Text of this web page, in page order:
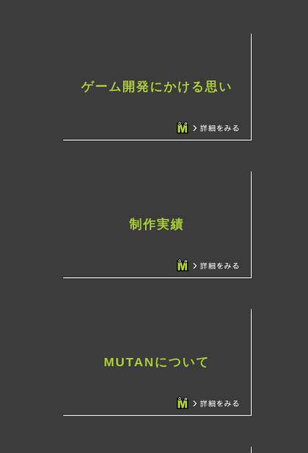
ゲーム開発にかける思い
制作実績
MUTANについて